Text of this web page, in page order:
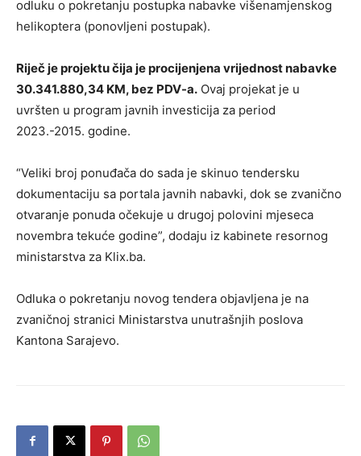
odluku o pokretanju postupka nabavke višenamjenskog
helikoptera (ponovljeni postupak).
Riječ je projektu čija je procijenjena vrijednost nabavke
30.341.880,34 KM, bez PDV-a. Ovaj projekat je u
uvršten u program javnih investicija za period
2023.-2015. godine.
“Veliki broj ponuđača do sada je skinuo tendersku
dokumentaciju sa portala javnih nabavki, dok se zvanično
otvaranje ponuda očekuje u drugoj polovini mjeseca
novembra tekuće godine”, dodaju iz kabinete resornog
ministarstva za Klix.ba.
Odluka o pokretanju novog tendera objavljena je na
zvaničnoj stranici Ministarstva unutrašnjih poslova
Kantona Sarajevo.